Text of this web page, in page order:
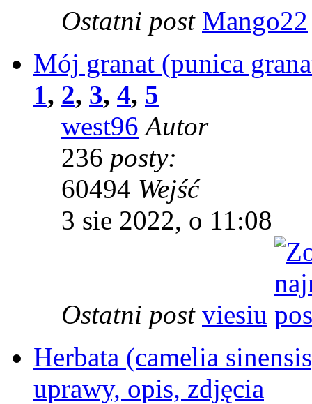
Ostatni post Mango22
Mój granat (punica
1, 2, 3, 4, 5
west96 Autor
236 posty:
60494 Wejść
3 sie 2022, o 11:08
Ostatni post viesiu
Herbata (camelia
uprawy, opis, zdjęcia